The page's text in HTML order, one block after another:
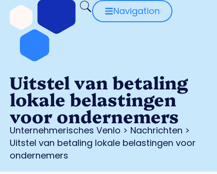
Navigation
Uitstel van betaling
lokale belastingen
voor ondernemers
Unternehmerisches Venlo > Nachrichten >
Uitstel van betaling lokale belastingen voor
ondernemers